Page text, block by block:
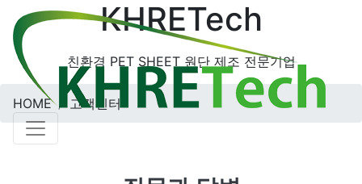
KHRETech
친환경 PET SHEET 원단 제조 전문기업
HOME 고객센터